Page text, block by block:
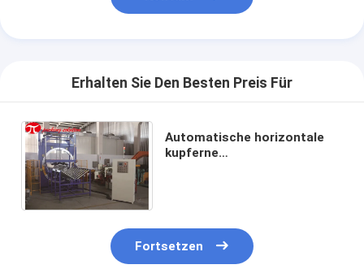
Erhalten Sie Den Besten Preis Für
Automatische horizontale
kupferne
Fortsetzen